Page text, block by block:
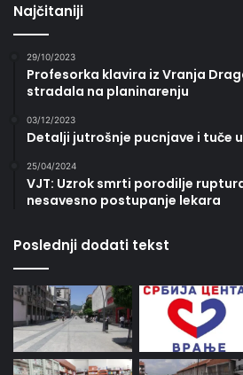
Najčitaniji
29/10/2023
Profesorka klavira iz Vranja
stradala na planinarenju
03/12/2023
Detalji jutrošnje pucnjave i tuče
25/04/2024
VJT: Uzrok smrti porodilje
nesavesno postupanje lekara
Poslednji dodati tekst